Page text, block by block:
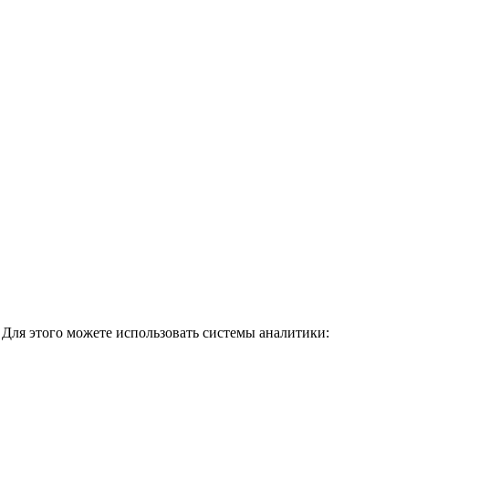
этого можете использовать системы аналитики: